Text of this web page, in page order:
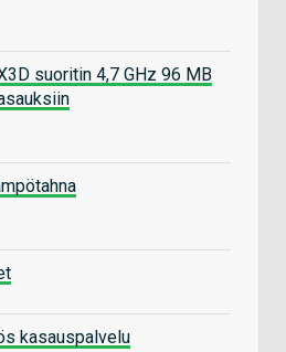
suoritin 4,7 GHz 96 MB
kasauspalvelu